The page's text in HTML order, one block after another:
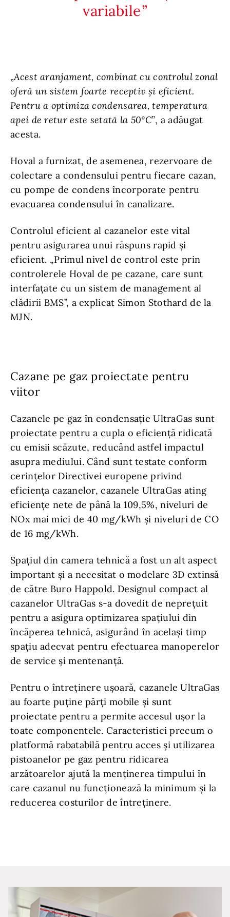
variabile
„Acest aranjament, combinat cu controlul zonal
oferă un sistem foarte receptiv și eficient.
Pentru a optimiza condensarea, temperatura
apei de retur este setată la 50°C”, a adăugat
acesta.
Hoval a furnizat, de asemenea, rezervoare de
colectare a condensului pentru fiecare cazan,
cu pompe de condens încorporate pentru
evacuarea condensului în canalizare.
Controlul eficient al cazanelor este vital
pentru asigurarea unui răspuns rapid și
eficient. „Primul nivel de control este prin
controlerele Hoval de pe cazane, care sunt
interfațate cu un sistem de management al
clădirii BMS”, a explicat Simon Stothard de la
MJN.
Cazane pe gaz proiectate pentru
viitor
Cazanele pe gaz în condensație UltraGas sunt
proiectate pentru a cupla o eficiență ridicată
cu emisii scăzute, reducând astfel impactul
asupra mediului. Când sunt testate conform
cerințelor Directivei europene privind
eficiența cazanelor, cazanele UltraGas ating
eficiențe nete de până la 109,5%, niveluri de
NOx mai mici de 40 mg/kWh și niveluri de CO
de 16 mg/kWh.
Spațiul din camera tehnică a fost un alt aspect
important și a necesitat o modelare 3D extinsă
de către Buro Happold. Designul compact al
cazanelor UltraGas s-a dovedit de neprețuit
pentru a asigura optimizarea spațiului din
încăperea tehnică, asigurând în același timp
spațiu adecvat pentru efectuarea manoperelor
de service și mentenanță.
Pentru o întreținere ușoară, cazanele UltraGas
au foarte puține părți mobile și sunt
proiectate pentru a permite accesul ușor la
toate componentele. Caracteristici precum o
platformă rabatabilă pentru acces și utilizarea
pistoanelor pe gaz pentru ridicarea
arzătoarelor ajută la menținerea timpului în
care cazanul nu funcționează la minimum și la
reducerea costurilor de întreținere.